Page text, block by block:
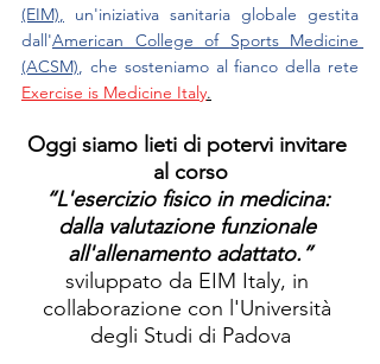
(EIM), un'iniziativa sanitaria globale gestita
dall'American College of Sports Medicine
(ACSM)
Exercise is Medicine Italy.
Oggi siamo lieti di potervi invitare
al corso
“L'esercizio fisico in medicina:
dalla valutazione funzionale
all'allenamento adattato.”
sviluppato da EIM Italy, in
collaborazione con l'Università
degli Studi di Padova